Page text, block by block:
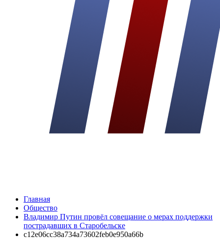
Главная
Общество
Владимир Путин провёл совещание о мерах поддержки
пострадавших в Старобельске
c12e06cc38a734a73602feb0e950a66b